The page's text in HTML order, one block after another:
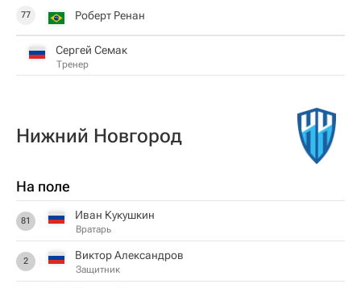
77 Роберт Ренан
Сергей Семак
Тренер
Нижний Новгород
На поле
81 Иван Кукушкин
Вратарь
2 Виктор Александров
Защитник